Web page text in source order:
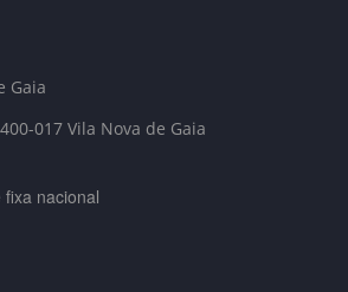
Gaia
017 Vila Nova de Gaia
nacional